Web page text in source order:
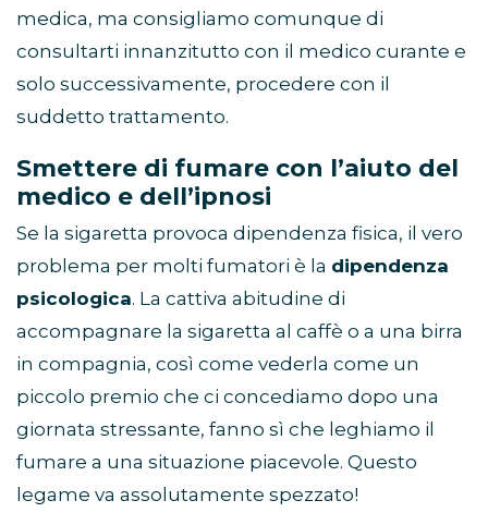
medica, ma consigliamo comunque di
consultarti innanzitutto con il medico curante e
solo successivamente, procedere con il
suddetto trattamento.
Smettere di fumare con l’aiuto del
medico e dell’ipnosi
Se la sigaretta provoca dipendenza fisica, il vero
problema per molti fumatori è la dipendenza
psicologica. La cattiva abitudine di
accompagnare la sigaretta al caffè o a una birra
in compagnia, così come vederla come un
piccolo premio che ci concediamo dopo una
giornata stressante, fanno sì che leghiamo il
fumare a una situazione piacevole. Questo
legame va assolutamente spezzato!